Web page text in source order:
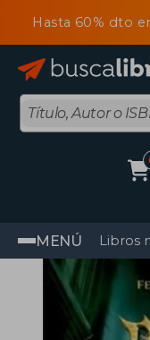
Hasta 60% dto
MENÚ Libros